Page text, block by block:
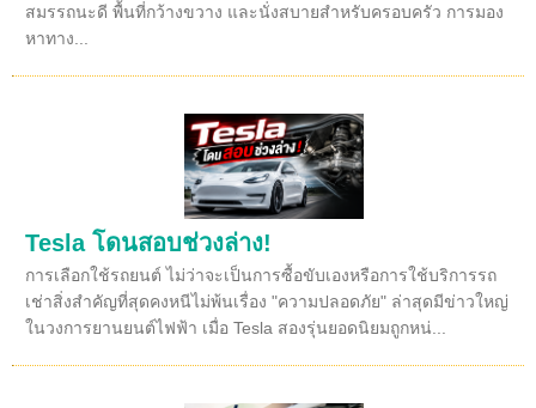
สมรรถนะดี พื้นที่กว้างขวาง และนั่งสบายสำหรับครอบครัว การมอง
หาทาง...
Tesla โดนสอบช่วงล่าง!
การเลือกใช้รถยนต์ ไม่ว่าจะเป็นการซื้อขับเองหรือการใช้บริการรถ
เช่าสิ่งสำคัญที่สุดคงหนีไม่พ้นเรื่อง "ความปลอดภัย" ล่าสุดมีข่าวใหญ่
ในวงการยานยนต์ไฟฟ้า เมื่อ Tesla สองรุ่นยอดนิยมถูกหน่...